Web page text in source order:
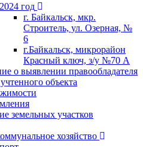
2024 год
г. Байкальск, мкр.
Строитель, ул. Озерная, №
6
г.Байкальск, микрорайон
Красный ключ, з/у №70 А
о выявлении правообладателя
объекта
земельных участков
хозяйство